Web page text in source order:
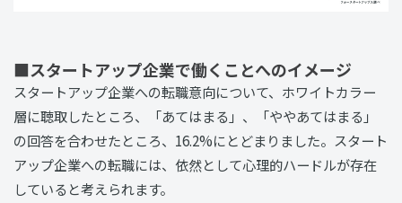
■スタートアップ企業で働くことへのイメージ
スタートアップ企業への転職意向について、ホワイトカラー
層に聴取したところ、「あてはまる」、「ややあてはまる」
の回答を合わせたところ、16.2%にとどまりました。スタート
アップ企業への転職には、依然として心理的ハードルが存在
していると考えられます。